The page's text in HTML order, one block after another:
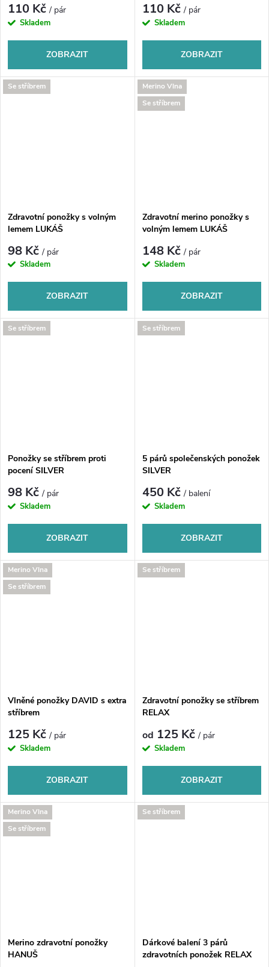
110 Kč/ pár
Skladem
ZOBRAZIT
110 Kč/ pár
Skladem
ZOBRAZIT
Se stříbrem
Zdravotní ponožky s volným
lemem LUKÁŠ
98 Kč/ pár
Skladem
ZOBRAZIT
Merino Vlna
Se stříbrem
Zdravotní merino ponožky s
volným lemem LUKÁŠ
148 Kč/ pár
Skladem
ZOBRAZIT
Se stříbrem
Ponožky se stříbrem proti
pocení SILVER
98 Kč/ pár
Skladem
ZOBRAZIT
Se stříbrem
5 párů společenských ponožek
SILVER
450 Kč/ balení
Skladem
ZOBRAZIT
Merino Vlna
Se stříbrem
Vlněné ponožky DAVID s extra
stříbrem
125 Kč/ pár
Skladem
ZOBRAZIT
Se stříbrem
Zdravotní ponožky se stříbrem
RELAX
od 125 Kč/ pár
Skladem
ZOBRAZIT
Merino Vlna
Se stříbrem
Merino zdravotní ponožky
HANUŠ
Se stříbrem
Dárkové balení 3 párů
zdravotních ponožek RELAX